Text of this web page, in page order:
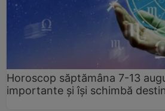
Horoscop săptămâna 7-13
importante și își schimbă